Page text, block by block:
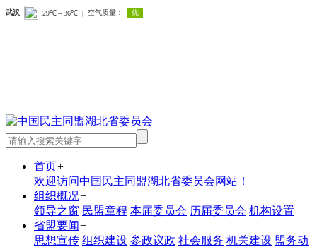
首页+
欢迎访问中国民主同盟湖北省委员会网站！
组织概况+
领导之窗 民盟章程 本届委员会 历届委员会 机构设置
省盟要闻+
思想宣传 组织建设 参政议政 社会服务 机关建设 盟务动